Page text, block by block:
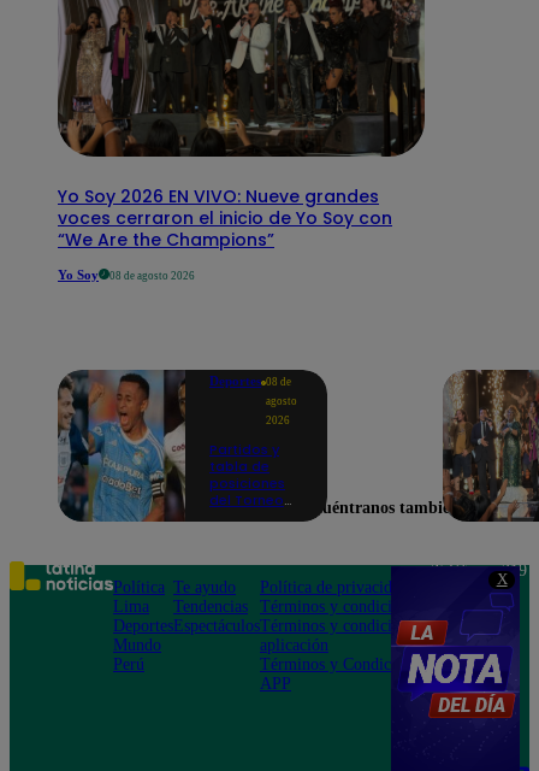
X
Yo Soy 2026 EN VIVO: Nueve grandes
voces cerraron el inicio de Yo Soy con
“We Are the Champions”
Yo Soy 08 de agosto 2026
Deportes 08 de
agosto
2026
Partidos y
tabla de
posiciones
del Torneo
en la fecha 4
Encuéntranos también en
Política
Lima
Deportes
Mundo
Perú
Te ayudo
Tendencias
Espectáculos
Política de privacidad
Términos y condiciones
Términos y condiciones
aplicación
Términos y Condiciones
APP
Teléfono: 219
Av. San
Felipe 968
Jesús María